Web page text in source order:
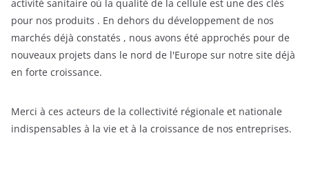
activité sanitaire où la qualité de la cellule est une des clés
pour nos produits . En dehors du développement de nos
marchés déjà constatés , nous avons été approchés pour de
nouveaux projets dans le nord de l'Europe sur notre site déjà
en forte croissance.
Merci à ces acteurs de la collectivité régionale et nationale
indispensables à la vie et à la croissance de nos entreprises.